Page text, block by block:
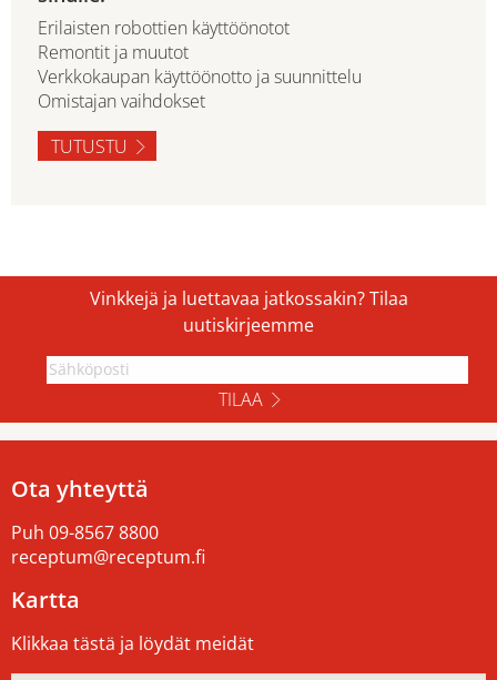
Erilaisten robottien käyttöönotot
Remontit ja muutot
Verkkokaupan käyttöönotto ja suunnittelu
Omistajan vaihdokset
TUTUSTU
Vinkkejä ja luettavaa jatkossakin? Tilaa
uutiskirjeemme
TILAA
Ota yhteyttä
Puh 09-8567 8800
receptum@receptum.fi
Kartta
Klikkaa tästä ja löydät meidät